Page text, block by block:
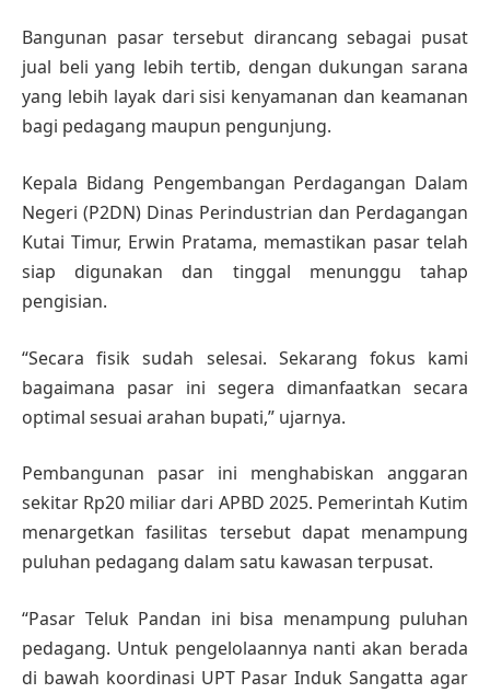
Bangunan pasar tersebut dirancang sebagai pusat
jual beli yang lebih tertib, dengan dukungan sarana
yang lebih layak dari sisi kenyamanan dan keamanan
bagi pedagang maupun pengunjung.
Kepala Bidang Pengembangan Perdagangan Dalam
Negeri (P2DN) Dinas Perindustrian dan Perdagangan
Kutai Timur, Erwin Pratama, memastikan pasar telah
siap digunakan dan tinggal menunggu tahap
pengisian.
“Secara fisik sudah selesai. Sekarang fokus kami
bagaimana pasar ini segera dimanfaatkan secara
optimal sesuai arahan bupati,” ujarnya.
Pembangunan pasar ini menghabiskan anggaran
sekitar Rp20 miliar dari APBD 2025. Pemerintah Kutim
menargetkan fasilitas tersebut dapat menampung
puluhan pedagang dalam satu kawasan terpusat.
“Pasar Teluk Pandan ini bisa menampung puluhan
pedagang. Untuk pengelolaannya nanti akan berada
di bawah koordinasi UPT Pasar Induk Sangatta agar